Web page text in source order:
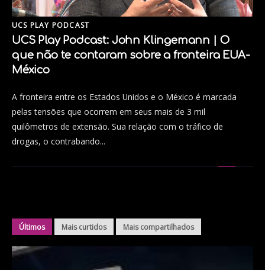
UCS PLAY PODCAST
UCS Play Podcast: John Klingemann | O
que não te contaram sobre a fronteira EUA-
México
A fronteira entre os Estados Unidos e o México é marcada
pelas tensões que ocorrem em seus mais de 3 mil
quilômetros de extensão. Sua relação com o tráfico de
drogas, o contrabando...
Últimos Mais curtidos Mais compartilhados